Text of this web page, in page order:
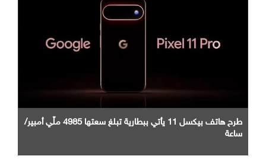
طرح هاتف بيكسل 11 يأتي ببطارية تبلغ سعتها 4985 ملّي أمبير/
ساعة